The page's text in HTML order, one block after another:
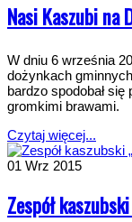
Nasi Kaszubi na
W dniu 6 września
dożynkach
bardzo spodobał
gromkimi brawami.
Czytaj więcej...
01 Wrz 2015
Zespół